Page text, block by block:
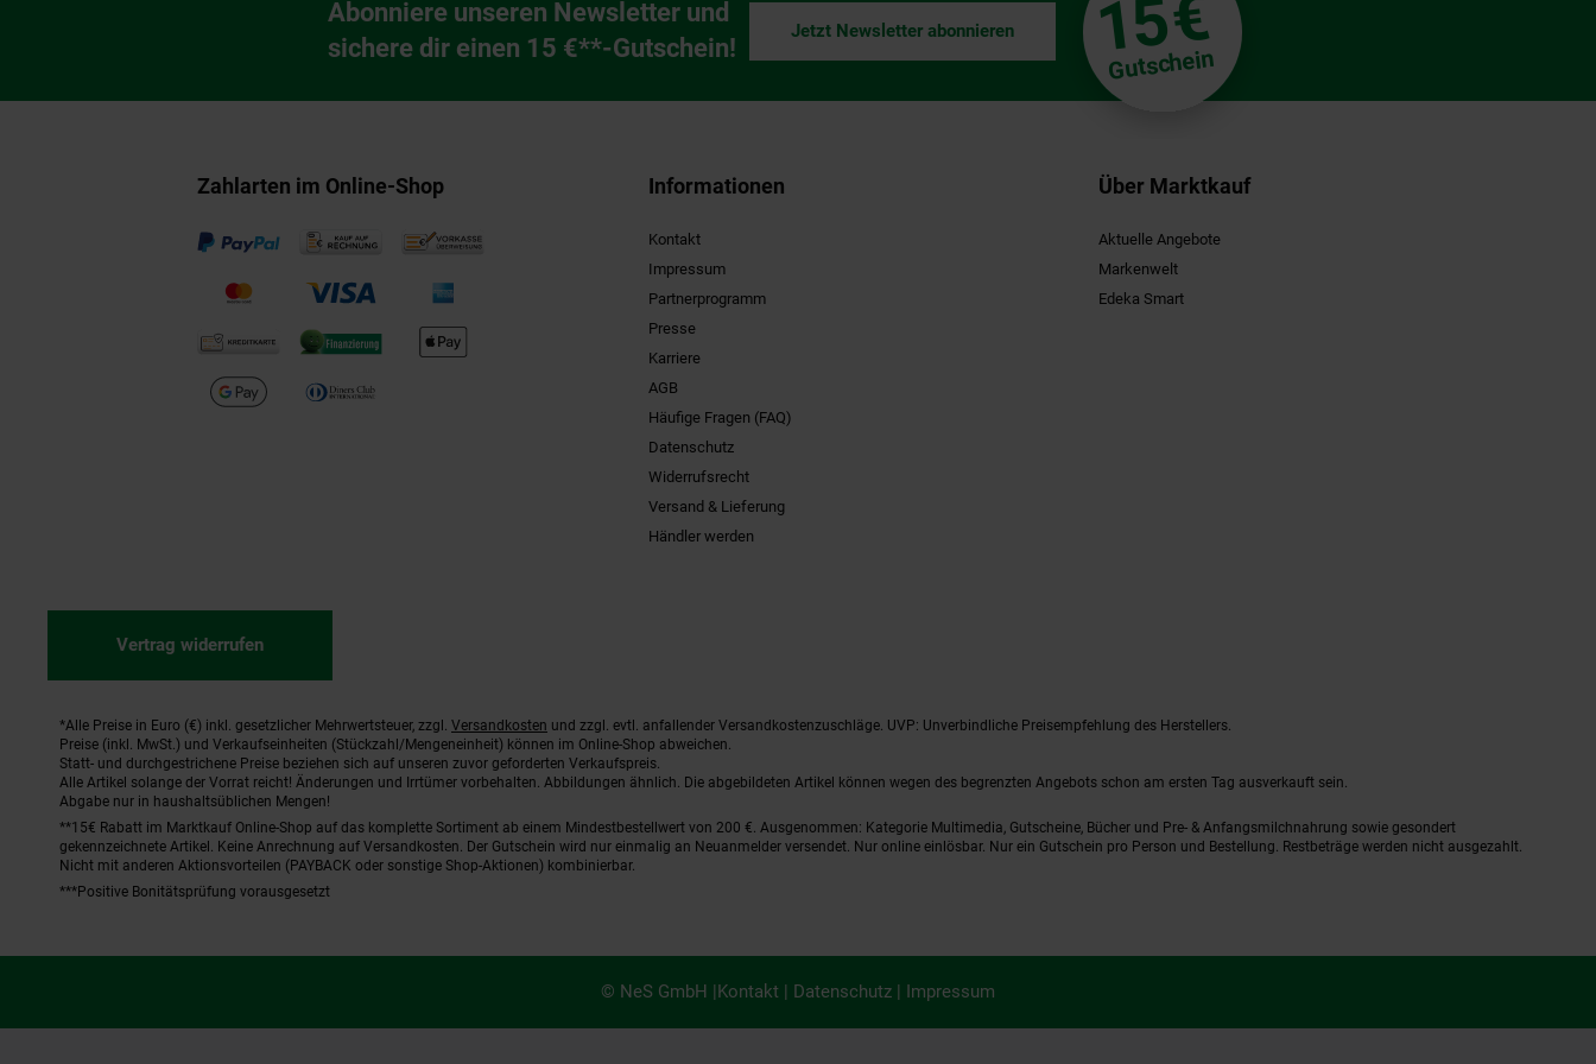
Newsletter Anmeldung
Abonniere unseren Newsletter und
sichere dir einen 15 €**-Gutschein!
15€
Gutschein
Jetzt Newsletter abonnieren
Zahlarten im Online-Shop Informationen
Kontakt
Impressum
Partnerprogramm
Presse
Karriere
AGB
Häufige Fragen (FAQ)
Datenschutz
Widerrufsrecht
Versand & Lieferung
Händler werden
Über Marktkauf
Aktuelle Angebote
Markenwelt
Edeka Smart
Vertrag widerrufen
Fußnoten
*Alle Preise in Euro (€) inkl. gesetzlicher Mehrwertsteuer, zzgl. Versandkosten und zzgl. evtl. anfallender Versandkostenzuschläge. UVP: Unverbindliche Preisempfehlung des Herstellers.
Preise (inkl. MwSt.) und Verkaufseinheiten (Stückzahl/Mengeneinheit) können im Online-Shop abweichen.
Statt- und durchgestrichene Preise beziehen sich auf unseren zuvor geforderten Verkaufspreis.
Alle Artikel solange der Vorrat reicht! Änderungen und Irrtümer vorbehalten. Abbildungen ähnlich. Die abgebildeten Artikel können wegen des begrenzten Angebots schon am ersten Tag ausverkauft sein.
Abgabe nur in haushaltsüblichen Mengen!
**15€ Rabatt im Marktkauf Online-Shop auf das komplette Sortiment ab einem Mindestbestellwert von 200 €. Ausgenommen: Kategorie Multimedia, Gutscheine, Bücher und Pre- & Anfangsmilchnahrung sowie gesondert
gekennzeichnete Artikel. Keine Anrechnung auf Versandkosten. Der Gutschein wird nur einmalig an Neuanmelder versendet. Nur online einlösbar. Nur ein Gutschein pro Person und Bestellung. Restbeträge werden nicht ausgezahlt.
Nicht mit anderen Aktionsvorteilen (PAYBACK oder sonstige Shop-Aktionen) kombinierbar.
***Positive Bonitätsprüfung vorausgesetzt
© NeS GmbH |Kontakt | Datenschutz | Impressum